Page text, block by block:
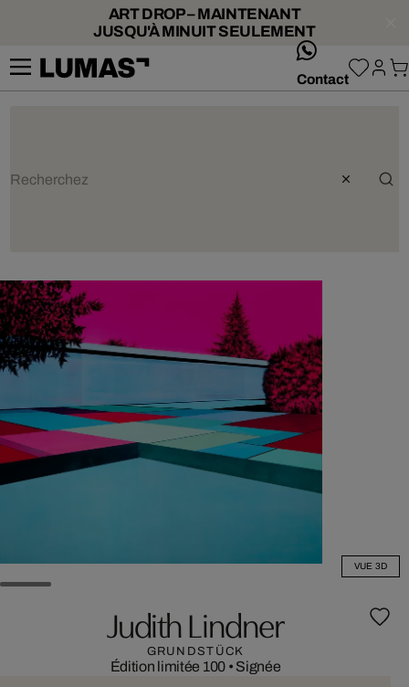
ART DROP – MAINTENANT
JUSQU'À MINUIT SEULEMENT
Contact
VUE 3D
Judith Lindner
GRUNDSTÜCK
Édition limitée 100 • Signée